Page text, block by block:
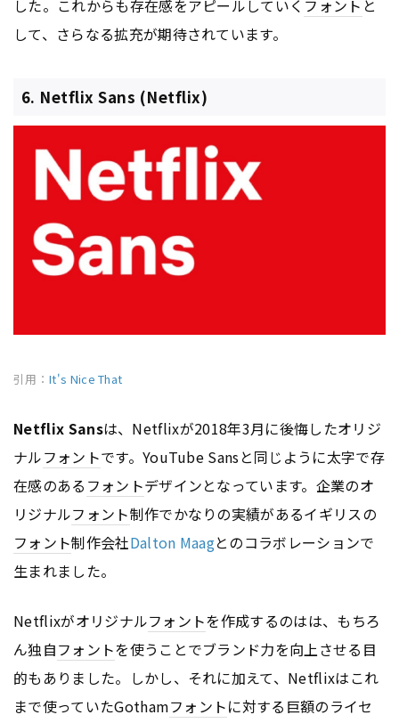
した。これからも存在感をアピールしていく フォント と
して、さらなる拡充が期待されています。
6. Netflix Sans (Netflix)
引用： It's Nice That
Netflix Sansは、Netflixが2018年3月に後悔したオリジ
ナルフォントです。YouTube Sansと同じように太字で存
在感のある フォントデザインとなっています。企業のオ
リジナルフォント制作でかなりの実績があるイギリスの
フォント制作会社Dalton Maagとのコラボレーションで
生まれました。
Netflixがオリジナルフォントを作成するのはは、もちろ
ん独自フォントを使うことでブランド力を向上させる目
的もありました。しかし、それに加えて、Netflixはこれ
まで使っていたGothamフォントに対する巨額のライセ